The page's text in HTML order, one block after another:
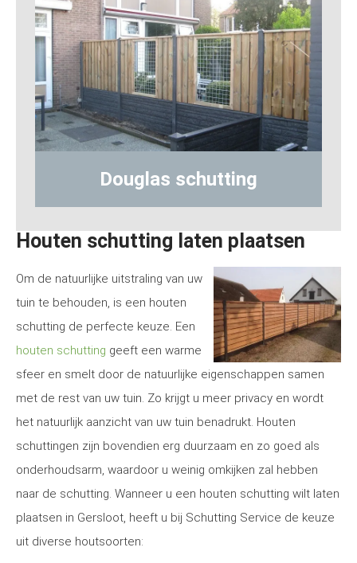
Hout-betonschutting
Houten schutting laten plaatsen
Om de natuurlijke uitstraling van uw
tuin te behouden, is een houten
schutting de perfecte keuze. Een
houten schutting geeft een warme
sfeer en smelt door de natuurlijke eigenschappen samen
met de rest van uw tuin. Zo krijgt u meer privacy en wordt
het natuurlijk aanzicht van uw tuin benadrukt. Houten
schuttingen zijn bovendien erg duurzaam en zo goed als
onderhoudsarm, waardoor u weinig omkijken zal hebben
naar de schutting. Wanneer u een houten schutting wilt laten
plaatsen in Gersloot, heeft u bij Schutting Service de keuze
uit diverse houtsoorten: